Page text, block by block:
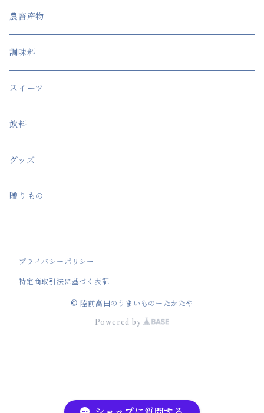
農畜産物
調味料
スイーツ
飲料
グッズ
贈りもの
プライバシーポリシー
特定商取引法に基づく表記
© 陸前高田のうまいものーたかたや
Powered by